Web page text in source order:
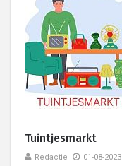
Tuintjesmarkt
Redactie 01-08-2023